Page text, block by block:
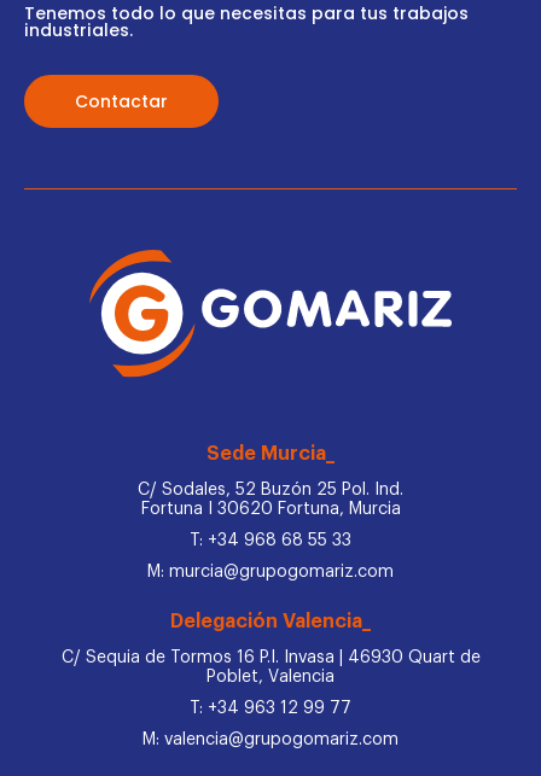
Tenemos todo lo que necesitas para tus trabajos
industriales.
Contactar
Sede Murcia_
C/ Sodales, 52 Buzón 25 Pol. Ind.
Fortuna I 30620 Fortuna, Murcia
T: +34 968 68 55 33
M: murcia@grupogomariz.com
Delegación Valencia_
C/ Sequia de Tormos 16 P.I. Invasa | 46930 Quart de
Poblet, Valencia
T: +34 963 12 99 77
M: valencia@grupogomariz.com